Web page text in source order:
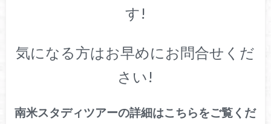
す!
気になる方はお早めにお問合せくだ
さい!
南米スタディツアーの詳細はこちらをご覧くだ